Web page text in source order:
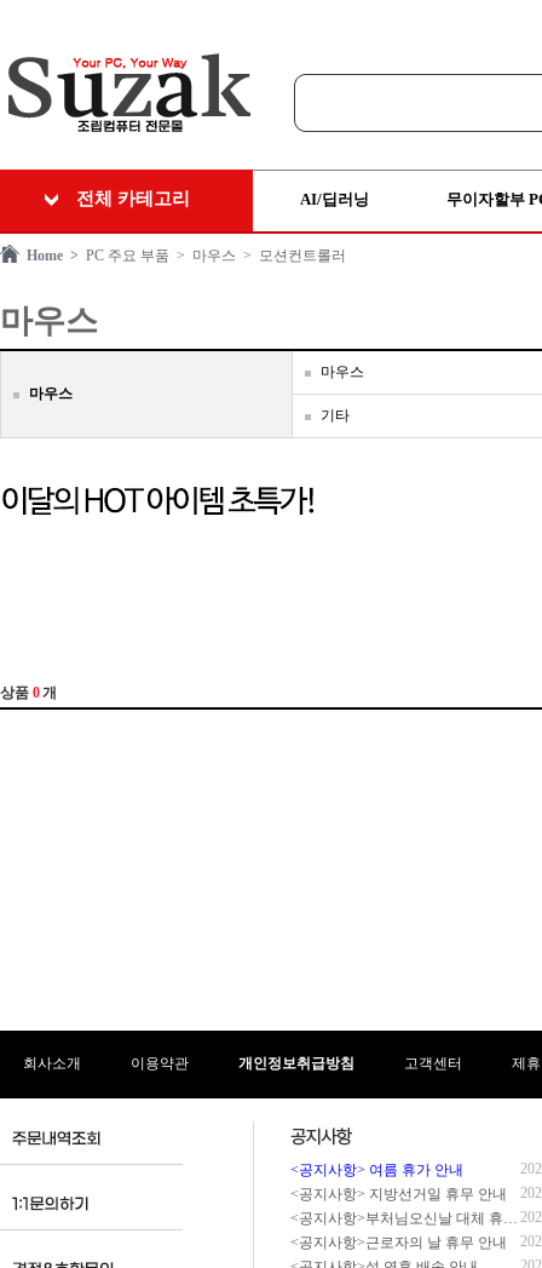
전체 카테고리 AI/딥러닝 무이자할부
Home > PC 주요 부품 > 마우스 > 모션컨트롤러
마우스
마우스
마우스
기타
회사소개 이용약관 개인정보취급방침 고객센터 제
<공지사항> 여름 휴가 안내
<공지사항> 지방선거일 휴무 안내
<공지사항>부처님오신날 대체 휴무 안내
<공지사항>근로자의 날 휴무 안내